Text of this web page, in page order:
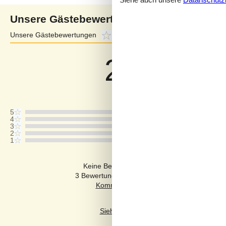
Unsere Gästebewertungen
Unsere Gästebewertungen
2,7
5
4
3
2
1
Keine Bewertungen haben Kommentare auf
3 Bewertungen haben Kommentare in anderen
Siehe stattdessen 2 externe